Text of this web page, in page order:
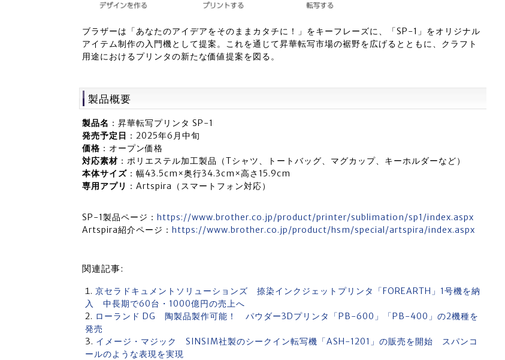
ブラザーは「あなたのアイデアをそのままカタチに！」をキーフレーズに、「SP-1」をオリジナル
アイテム制作の入門機として提案。これを通じて昇華転写市場の裾野を広げるとともに、クラフト
用途におけるプリンタの新たな価値提案を図る。
製品概要
製品名 ：昇華転写プリンタ SP-1
発売予定日 ：2025年6月中旬
価格 ：オープン価格
対応素材 ：ポリエステル加工製品（Tシャツ、トートバッグ、マグカップ、キーホルダーなど）
本体サイズ ：幅43.5cm×奥行34.3cm×高さ15.9cm
専用アプリ ：Artspira（スマートフォン対応）
SP-1製品ページ： https://www.brother.co.jp/product/printer/sublimation/sp1/index.aspx
Artspira紹介ページ： https://www.brother.co.jp/product/hsm/special/artspira/index.aspx
関連記事:
京セラドキュメントソリューションズ 捺染インクジェットプリンタ「FOREARTH」1号機を納
入 中長期で60台・1000億円の売上へ
ローランド DG 陶製品製作可能！ パウダー3Dプリンタ「PB-600」「PB-400」の2機種を
発売
イメージ・マジック SINSIM社製のシークイン転写機「ASH-1201」の販売を開始 スパンコ
ールのような表現を実現